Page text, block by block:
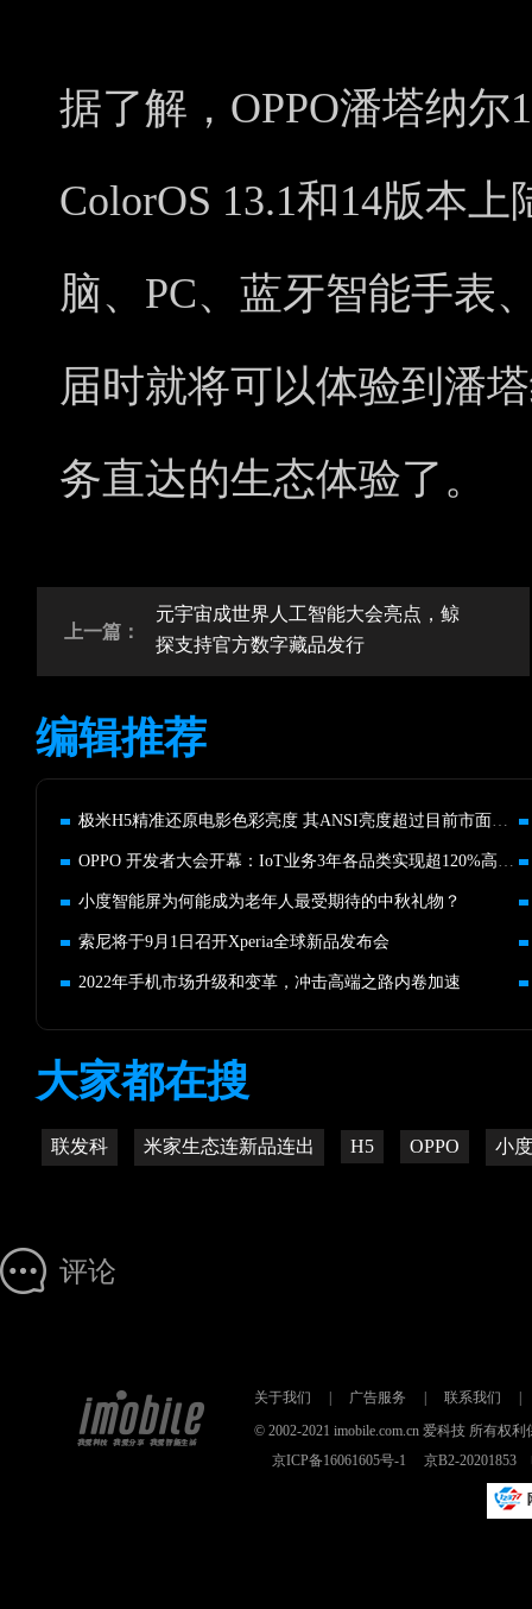
据了解，OPPO潘塔纳尔
ColorOS 13.1和14版本
脑、PC、蓝牙智能手表
届时就将可以体验到潘
务直达的生态体验了。
上一篇：
元宇宙成世界人工智能大会亮点，鲸
探支持官方数字藏品发行
编辑推荐
极米H5精准还原电影色彩亮度 其ANSI亮度超过目前市面上其他品牌
OPPO 开发者大会开幕：IoT业务3年各品类实现超120%高增长
小度智能屏为何能成为老年人最受期待的中秋礼物？
索尼将于9月1日召开Xperia全球新品发布会
2022年手机市场升级和变革，冲击高端之路内卷加速
大家都在搜
联发科 米家生态连新品连出 H5 OPPO 小度
评论
关于我们 广告服务 联系我们
© 2002-2021 imobile.com.cn 爱科技 所有权
京ICP备16061605号-1
京B2-20201853